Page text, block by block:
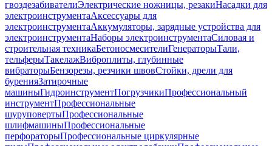
гвоздезабивателиЭлектрические ножницы, резакиНасадки для
электроинструментаАксессуары для
электроинструментаАккумуляторы, зарядные устройства для
электроинструментаНаборы электроинструментаСиловая и
строительная техникаБетоносмесителиГенераторыТали,
тельферыТакелажВиброплиты, глубинные
вибраторыБензорезы, резчики швовСтойки, дрели для
буренияЗатирочные
машиныГидроинструментПогрузчикиПрофессиональный
инструментПрофессиональные
шуруповертыПрофессиональные
шлифмашиныПрофессиональные
перфораторыПрофессиональные циркулярные